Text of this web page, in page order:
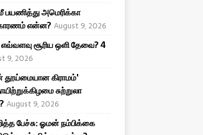
பயணித்து அமெரிக்கா
என்ன? August 9, 2026
சூரிய ஒளி தேவை? 4
9, 2026
தூய்மையான கிராமம்'
சுற்றுலா
August 9, 2026
பேச்சு: ஓமன் நம்பிக்கை